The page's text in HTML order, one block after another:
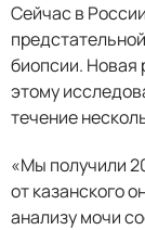
Сейчас в
биопсии. Новая
этому
течение
«Мы получили
от казанского
анализу мочи